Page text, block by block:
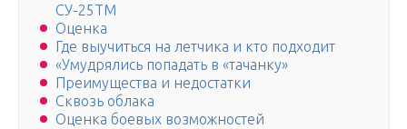
СУ-25ТМ
Оценка
Где выучиться на летчика и кто подходит
«Умудрялись попадать в «тачанку»
Преимущества и недостатки
Сквозь облака
Оценка боевых возможностей